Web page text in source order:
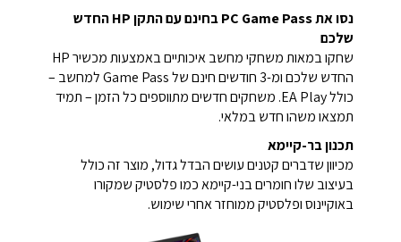
נסו את PC Game Pass בחינם עם התקן HP החדש
שלכם
שחקו במאות משחקי מחשב איכותיים באמצעות מכשיר HP
החדש שלכם ומ-3 חודשים חינם של Game Pass למחשב –
כולל EA Play. משחקים חדשים מתווספים כל הזמן – תמיד
תמצאו משהו חדש במלאי.
תכנון בר-קיימא
מכיוון שדברים קטנים עושים הבדל גדול, מוצר זה כולל
בעיצוב שלו חומרים בני-קיימא כמו פלסטיק שמקורו
באוקיינוס ופלסטיק ממוחזר אחרי שימוש.